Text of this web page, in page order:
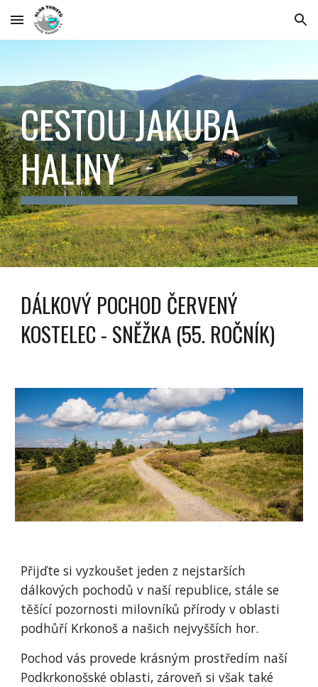
Skip to main content Skip to navigation
CESTOU JAKUBA
HALINY
DÁLKOVÝ POCHOD ČERVENÝ
KOSTELEC - SNĚŽKA (55. ROČNÍK)
Přijďte si vyzkoušet jeden z nejstarších
dálkových pochodů v naší republice, stále se
těšící pozornosti milovníků přírody v oblasti
podhůří Krkonoš a našich nejvyšších hor.
Pochod vás provede krásným prostředím naší
Podkrkonošské oblasti, zároveň si však také